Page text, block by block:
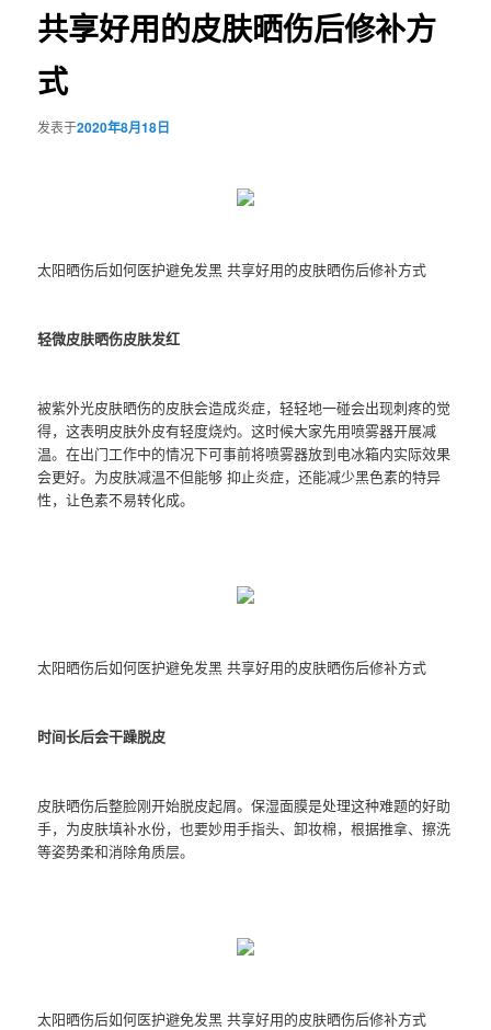
共享好用的皮肤晒伤后修补方
式
发表于2020年8月18日
太阳晒伤后如何医护避免发黑 共享好用的皮肤晒伤后修补方式
轻微皮肤晒伤皮肤发红
被紫外光皮肤晒伤的皮肤会造成炎症，轻轻地一碰会出现刺疼的觉
得，这表明皮肤外皮有轻度烧灼。这时候大家先用喷雾器开展减
温。在出门工作中的情况下可事前将喷雾器放到电冰箱内实际效果
会更好。为皮肤减温不但能够 抑止炎症，还能减少黑色素的特异
性，让色素不易转化成。
太阳晒伤后如何医护避免发黑 共享好用的皮肤晒伤后修补方式
时间长后会干躁脱皮
皮肤晒伤后整脸刚开始脱皮起屑。保湿面膜是处理这种难题的好助
手，为皮肤填补水份，也要妙用手指头、卸妆棉，根据推拿、擦洗
等姿势柔和消除角质层。
太阳晒伤后如何医护避免发黑 共享好用的皮肤晒伤后修补方式